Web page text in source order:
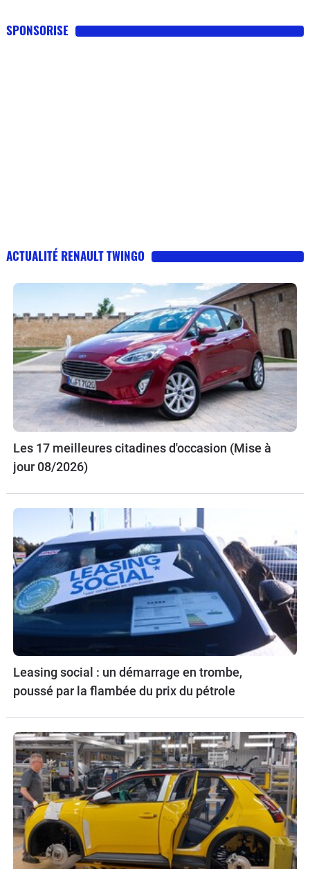
SPONSORISE
ACTUALITÉ RENAULT TWINGO
Les 17 meilleures citadines d'occasion (Mise à
jour 08/2026)
Leasing social : un démarrage en trombe,
poussé par la flambée du prix du pétrole